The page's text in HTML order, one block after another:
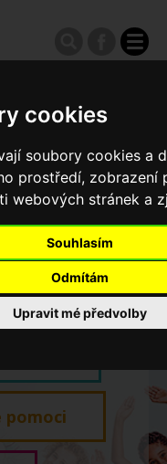
cookies
soubory cookies a
prostředí, zobrazení
webových stránek a
Souhlasím
Odmítám
Upravit mé předvolby
27
pomoci